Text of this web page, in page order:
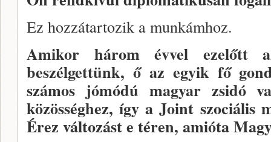
Ez hozzátartozik a munkámhoz.
Amikor három évvel ezelőtt
beszélgettünk, ő az egyik fő
számos jómódú magyar zsidó
közösséghez, így a Joint szociális
Érez változást e téren, amióta